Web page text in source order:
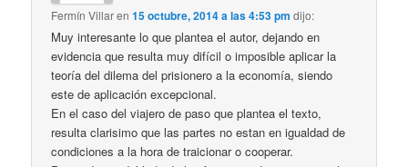
Fermín Villaren15 octubre, 2014 a las 4:53 pm dijo:
Muy interesante lo que plantea el autor, dejando en
evidencia que resulta muy difícil o imposible aplicar la
teoría del dilema del prisionero a la economía, siendo
este de aplicación excepcional.
En el caso del viajero de paso que plantea el texto,
resulta clarisimo que las partes no estan en igualdad de
condiciones a la hora de traicionar o cooperar.